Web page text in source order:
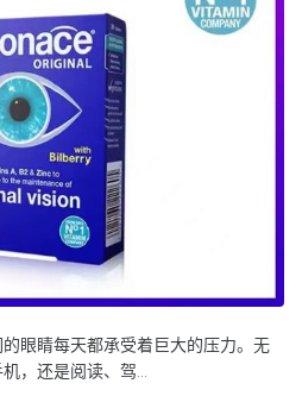
眼睛每天都承受着巨大的压力。无
，还是阅读、驾...